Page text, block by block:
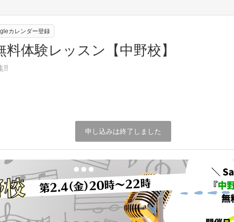
カレンダー登録
体験レッスン【中野校】
!!
申し込みは終了しました